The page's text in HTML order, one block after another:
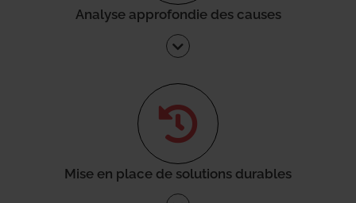
Analyse approfondie des causes
Mise en place de solutions durables